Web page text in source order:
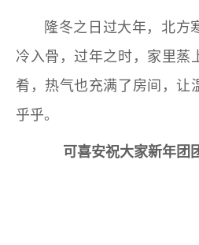
隆冬之日过大年，北方
冷入骨，过年之时，家里蒸
肴，热气也充满了房间，让
乎乎。
可喜安祝大家新年团